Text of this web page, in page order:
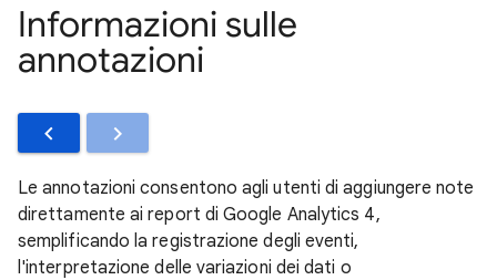
Informazioni sulle
annotazioni
Le annotazioni consentono agli utenti di aggiungere note
direttamente ai report di Google Analytics 4,
semplificando la registrazione degli eventi,
l'interpretazione delle variazioni dei dati o